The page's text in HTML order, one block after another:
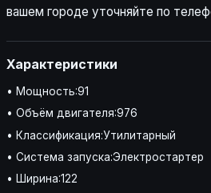
вашем городе уточняйте по
Характеристики
• Мощность:91
• Объём двигателя:976
• Классификация:Утилитарный
• Система запуска:Электростартер
• Ширина:122